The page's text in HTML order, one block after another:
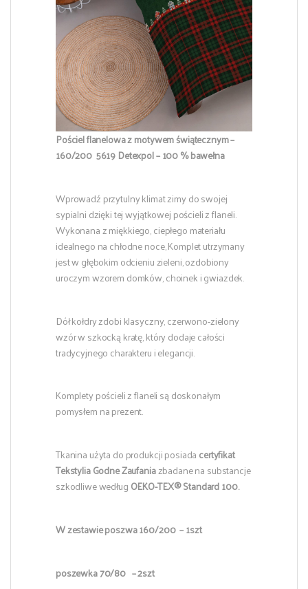
Pościel flanelowa z motywem świątecznym –
160/200 5619 Detexpol – 100 % bawełna
Wprowadź przytulny klimat zimy do swojej
sypialni dzięki tej wyjątkowej pościeli z flaneli.
Wykonana z miękkiego, ciepłego materiału
idealnego na chłodne noce, Komplet utrzymany
jest w głębokim odcieniu zieleni, ozdobiony
uroczym wzorem domków, choinek i gwiazdek.
Dół kołdry zdobi klasyczny, czerwono-zielony
wzór w szkocką kratę, który dodaje całości
tradycyjnego charakteru i elegancji.
Komplety pościeli z flaneli są doskonałym
pomysłem na prezent.
Tkanina użyta do produkcji posiada certyfikat
Tekstylia Godne Zaufaniazbadane na substancje
szkodliwe według OEKO-TEX® Standard 100.
W zestawie poszwa 160/200 – 1szt
poszewka 70/80 – 2szt